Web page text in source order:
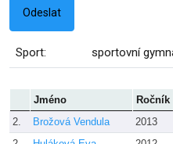
Sport: sportovní
Jméno Ročník
2.
Brožová Vendula 2013